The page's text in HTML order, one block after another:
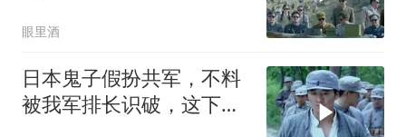
眼里酒
日本鬼子假扮共军，不料
被我军排长识破，这下精